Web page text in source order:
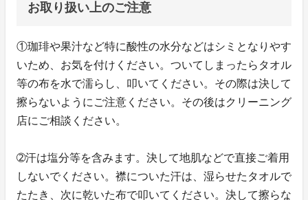
お取り扱い上のご注意
①珈琲や果汁など特に酸性の水分などはシミとなりやす
いため、お気を付けください。ついてしまったらタオル
等の布を水で濡らし、叩いてください。その際は決して
擦らないようにご注意ください。その後はクリーニング
店にご相談ください。
➁汗は塩分等を含みます。決して地肌などで直接ご着用
しないでください。襟についた汗は、湿らせたタオルで
たたき、次に乾いた布で叩いてください。決して擦らな